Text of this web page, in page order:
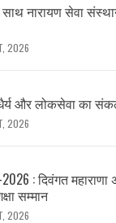
साथ नारायण सेवा
2026
और लोकसेवा का
2026
: दिवंगत महाराणा
सम्मान
2026